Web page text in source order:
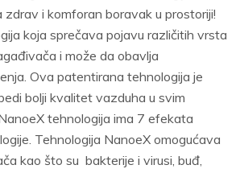
i komforan boravak u prostoriji!
koja sprečava pojavu različitih vrsta
i može da obavlja
Ova patentirana tehnologija je
bolji kvalitet vazduha u svim
tehnologija ima 7 efekata
Tehnologija NanoeX omogućava
kao što su bakterije i virusi, buđ,